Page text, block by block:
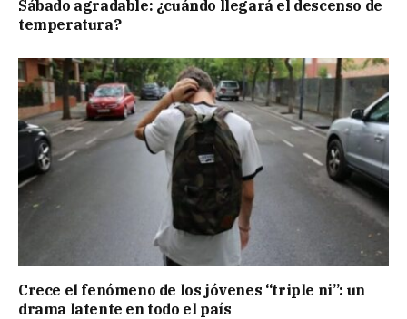
Sábado agradable: ¿cuándo llegará el descenso de
temperatura?
Crece el fenómeno de los jóvenes “triple ni”: un
drama latente en todo el país